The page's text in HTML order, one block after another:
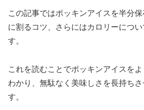
この記事ではポッキンアイスを半分
に割るコツ、さらにはカロリーにつ
す。
これを読むことでポッキンアイスを
わかり、無駄なく美味しさを長持ち
す。